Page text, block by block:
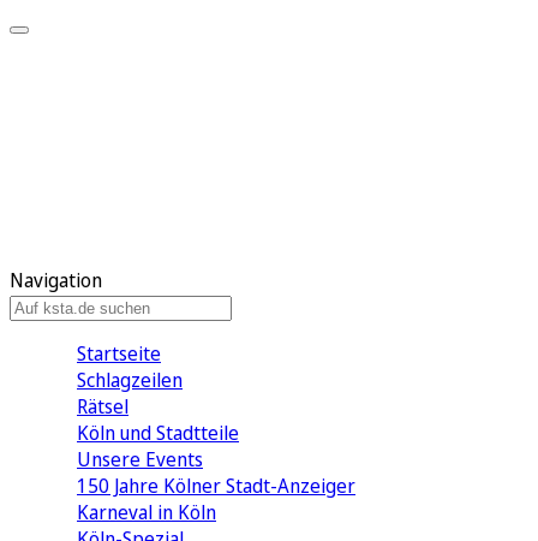
Navigation
Startseite
Schlagzeilen
Rätsel
Köln und Stadtteile
Unsere Events
150 Jahre Kölner Stadt-Anzeiger
Karneval in Köln